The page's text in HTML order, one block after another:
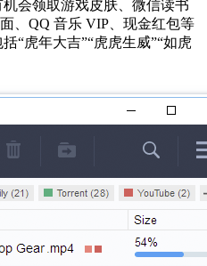
会领取游戏皮肤、微信读书
、QQ 音乐 VIP、现金红包等
“虎年大吉”“虎虎生威”“如虎